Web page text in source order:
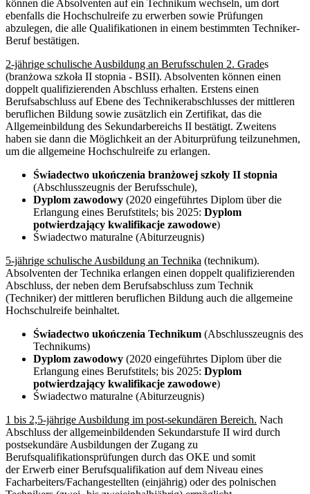
können die Absolventen auf ein Technikum wechseln, um dort
ebenfalls die Hochschulreife zu erwerben sowie Prüfungen
abzulegen, die alle Qualifikationen in einem bestimmten Techniker-
Beruf bestätigen.
2-jährige schulische Ausbildung an Berufsschulen 2. Grades
(branżowa szkoła II stopnia - BSII). Absolventen können einen
doppelt qualifizierenden Abschluss erhalten. Erstens einen
Berufsabschluss auf Ebene des Technikerabschlusses der mittleren
beruflichen Bildung sowie zusätzlich ein Zertifikat, das die
Allgemeinbildung des Sekundarbereichs II bestätigt. Zweitens
haben sie dann die Möglichkeit an der Abiturprüfung teilzunehmen,
um die allgemeine Hochschulreife zu erlangen.
Świadectwo ukończenia branżowej szkoły II stopnia
(Abschlusszeugnis der Berufsschule),
Dyplom zawodowy (2020 eingeführtes Diplom über die
Erlangung eines Berufstitels; bis 2025: Dyplom
potwierdzający kwalifikacje zawodowe)
Świadectwo maturalne (Abiturzeugnis)
5-jährige schulische Ausbildung an Technika (technikum).
Absolventen der Technika erlangen einen doppelt qualifizierenden
Abschluss, der neben dem Berufsabschluss zum Technik
(Techniker) der mittleren beruflichen Bildung auch die allgemeine
Hochschulreife beinhaltet.
Świadectwo ukończenia Technikum (Abschlusszeugnis des
Technikums)
Dyplom zawodowy (2020 eingeführtes Diplom über die
Erlangung eines Berufstitels; bis 2025: Dyplom
potwierdzający kwalifikacje zawodowe)
Świadectwo maturalne (Abiturzeugnis)
1 bis 2,5-jährige Ausbildung im post-sekundären Bereich. Nach
Abschluss der allgemeinbildenden Sekundarstufe II wird durch
postsekundäre Ausbildungen der Zugang zu
Berufsqualifikationsprüfungen durch das OKE und somit
der Erwerb einer Berufsqualifikation auf dem Niveau eines
Facharbeiters/Fachangestellten (einjährig) oder des polnischen